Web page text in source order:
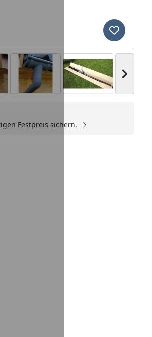
Produkt
Festpreis sichern.